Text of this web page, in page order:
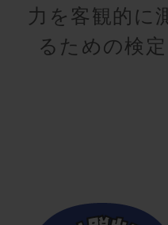
力を客観的に
るための検定